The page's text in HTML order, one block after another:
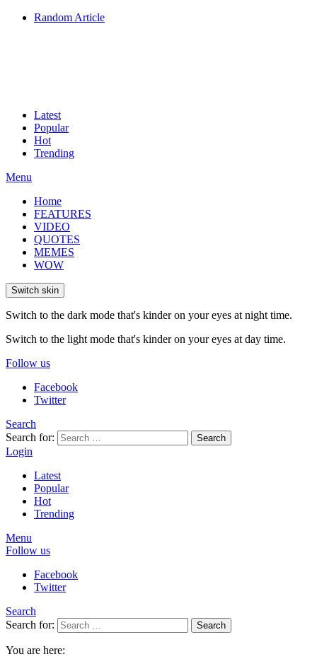
Random Article
Latest
Popular
Hot
Trending
Menu
Home
FEATURES
VIDEO
QUOTES
MEMES
WOW
Switch skin
Switch to the dark mode that's kinder on your eyes at night time.
Switch to the light mode that's kinder on your eyes at day time.
Follow us
Facebook
Twitter
Search
Search for:
Search
Login
Latest
Popular
Hot
Trending
Menu
Follow us
Facebook
Twitter
Search
Search for:
Search
You are here: